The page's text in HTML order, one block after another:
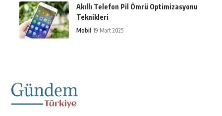
Akıllı Telefon Pil Ömrü Optimizasyonu
Teknikleri
Mobil 19 Mart 2025